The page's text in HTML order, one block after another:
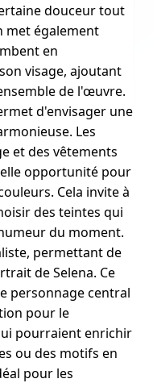
douceur tout
met également
en
visage, ajoutant
de l'œuvre.
d'envisager une
Les
et des vêtements
opportunité pour
Cela invite à
des teintes qui
du moment.
permettant de
de Selena. Ce
personnage central
pour le
pourraient enrichir
ou des motifs en
pour les